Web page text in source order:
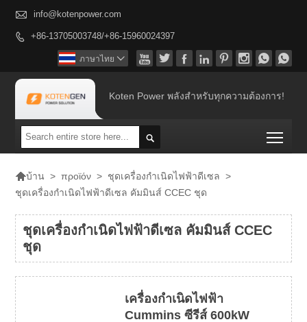
 info@kotenpower.com
 +86-13705003748/+86-15960024397
       
ภาษาไทย 
Koten Power พลังสำหรับทุกความต้องการ!

บ้าน > προϊόν > ชุดเครื่องกำเนิดไฟฟ้าดีเซล >
ชุดเครื่องกำเนิดไฟฟ้าดีเซล คัมมินส์ CCEC ชุด
ชุดเครื่องกำเนิดไฟฟ้าดีเซล คัมมินส์ CCEC
ชุด
เครื่องกำเนิดไฟฟ้า
Cummins ซีรีส์ 600kW